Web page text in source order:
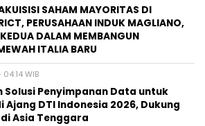
SAHAM MAYORITAS DI
PERUSAHAAN INDUK MAGLIANO,
DALAM MEMBANGUN
ITALIA BARU
WIB
Solusi Penyimpanan Data untuk
Ajang DTI Indonesia 2026, Dukung
Asia Tenggara